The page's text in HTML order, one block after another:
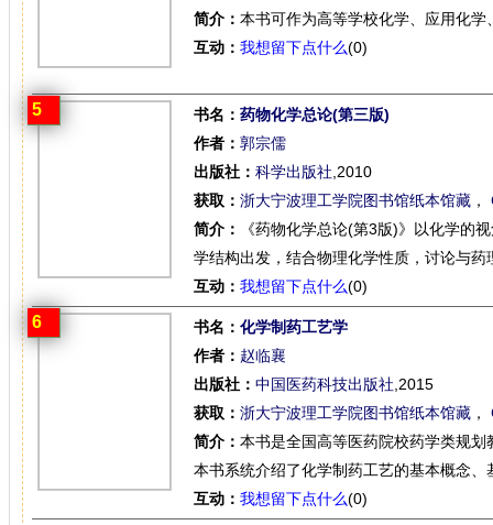
简介： 本书可作为高等学校化学、应用化学
互动： 我想留下点什么(0)
5 书名： 药物化学总论(第三版)
作者： 郭宗儒
出版社： 科学出版社 ,2010
获取： 浙大宁波理工学院图书馆纸本馆藏 ，
简介：
《药物化学总论(第3版)》以化学的
学结构出发，结合物理化学性质，讨论与
互动： 我想留下点什么(0)
6 书名： 化学制药工艺学
作者： 赵临襄
出版社： 中国医药科技出版社 ,2015
获取： 浙大宁波理工学院图书馆纸本馆藏 ，
简介： 本书是全国高等医药院校药学类规
本书系统介绍了化学制药工艺的基本概念
互动： 我想留下点什么(0)